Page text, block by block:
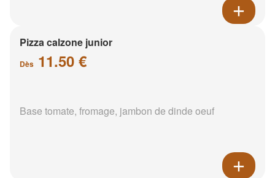
Pizza calzone junior
Dès 11.50 €
Base tomate, fromage, jambon de dinde oeuf